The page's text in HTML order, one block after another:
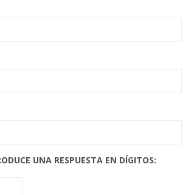
UNA RESPUESTA EN DÍGITOS: